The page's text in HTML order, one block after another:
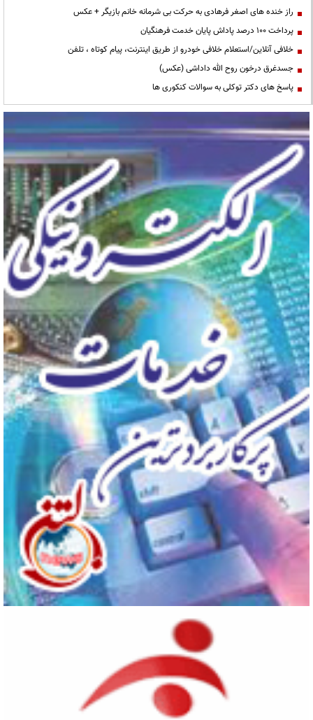
راز خنده های اصغر فرهادی به حرکت بی شرمانه خانم بازیگر + عکس
پرداخت ۱۰۰ درصد پاداش پایان خدمت فرهنگیان
خلافی آنلاین/استعلام خلافی خودرو از طریق اینترنت، پیام کوتاه ، تلفن
جسدغرق درخون روح الله داداشی (عکس)
پاسخ های دکتر توکلی به سوالات کنکوری ها